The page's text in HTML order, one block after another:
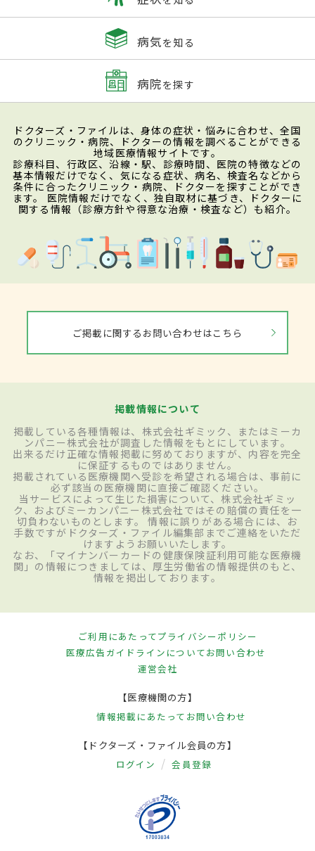
病気を知る
病院を探す
ドクターズ・ファイルは、身体の症状・悩みに合わせ、全国
のクリニック・病院、ドクターの情報を調べることができる
地域医療情報サイトです。
診療科目、行政区、沿線・駅、診療時間、医院の特徴などの
基本情報だけでなく、気になる症状、病名、検査名などから
条件に合ったクリニック・病院、ドクターを探すことができ
ます。 医院情報だけでなく、独自取材に基づき、ドクターに
関する情報（診療方針や得意な治療・検査など）も紹介。
ご掲載に関するお問い合わせはこちら
掲載情報について
掲載している各種情報は、株式会社ギミック、またはミーカ
ンパニー株式会社が調査した情報をもとにしています。
出来るだけ正確な情報掲載に努めておりますが、内容を完全
に保証するものではありません。
掲載されている医療機関へ受診を希望される場合は、事前に
必ず該当の医療機関に直接ご確認ください。
当サービスによって生じた損害について、株式会社ギミッ
ク、およびミーカンパニー株式会社ではその賠償の責任を一
切負わないものとします。 情報に誤りがある場合には、お
手数ですがドクターズ・ファイル編集部までご連絡をいただ
けますようお願いいたします。
なお、「マイナンバーカードの健康保険証利用可能な医療機
関」の情報につきましては、厚生労働省の情報提供のもと、
情報を掲出しております。
ご利用にあたってプライバシーポリシー
医療広告ガイドラインについてお問い合わせ
運営会社
【医療機関の方】
情報掲載にあたって お問い合わせ
【ドクターズ・ファイル会員の方】
ログイン 会員登録